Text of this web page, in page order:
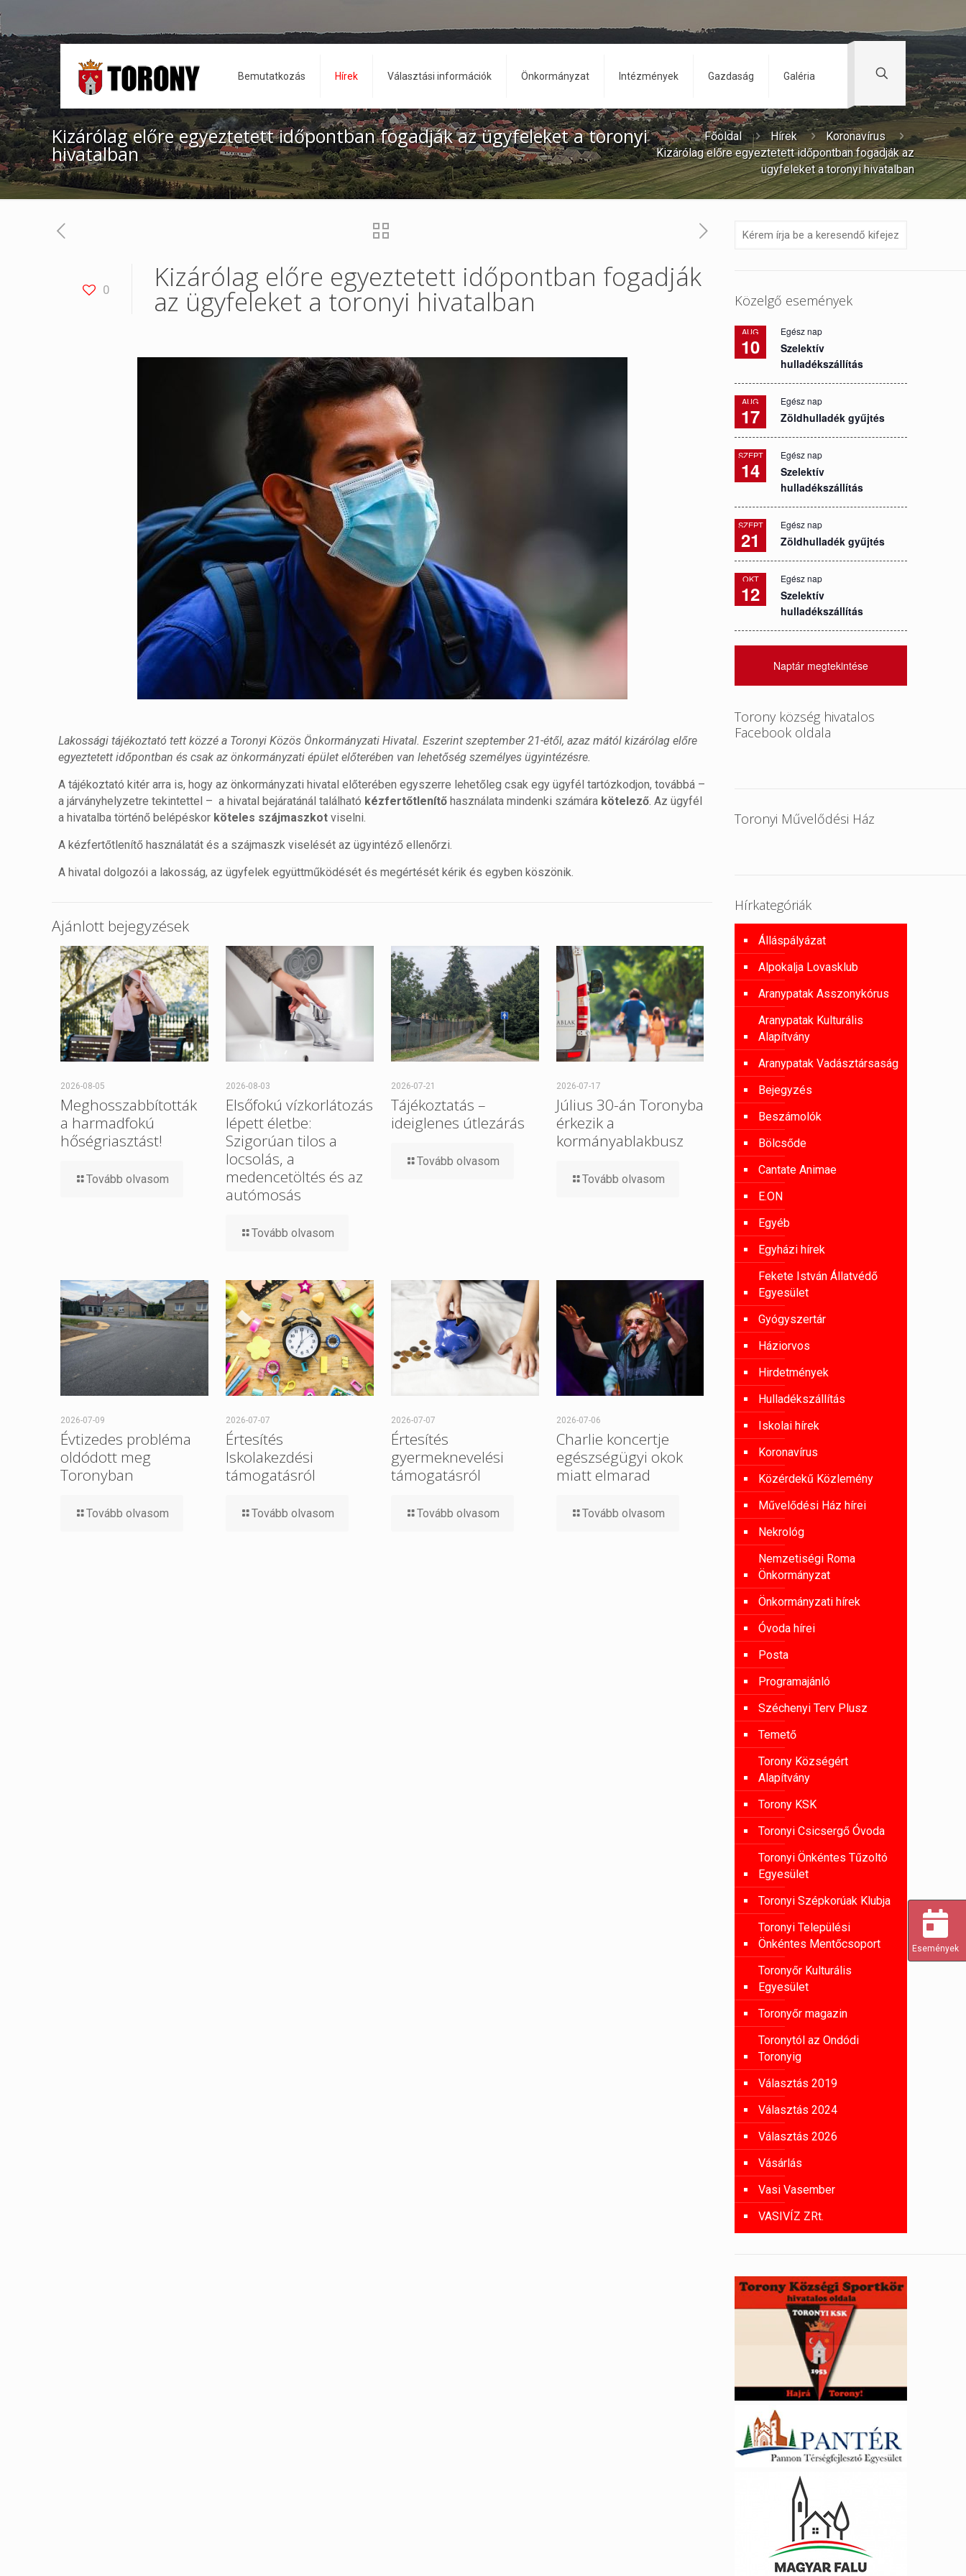
Bemutatkozás Hírek Választási információk Önkormányzat Intézmények Gazdaság Galéria
Kizárólag előre egyeztetett időpontban fogadják az ügyfeleket a toronyi
hivatalban
Főoldal Hírek
Koronavírus
Kizárólag előre egyeztetett időpontban fogadják az
ügyfeleket a toronyi hivatalban
0 Kizárólag előre egyeztetett időpontban fogadják
az ügyfeleket a toronyi hivatalban
Lakossági tájékoztató tett közzé a Toronyi Közös Önkormányzati Hivatal. Eszerint szeptember 21-étől, azaz mától kizárólag előre
egyeztetett időpontban és csak az önkormányzati épület előterében van lehetőség személyes ügyintézésre.
A tájékoztató kitér arra is, hogy az önkormányzati hivatal előterében egyszerre lehetőleg csak egy ügyfél tartózkodjon, továbbá –
a járványhelyzetre tekintettel – a hivatal bejáratánál található kézfertőtlenítő használata mindenki számára kötelező. Az ügyfél
a hivatalba történő belépéskor köteles szájmaszkot viselni.
A kézfertőtlenítő használatát és a szájmaszk viselését az ügyintéző ellenőrzi.
A hivatal dolgozói a lakosság, az ügyfelek együttműködését és megértését kérik és egyben köszönik.
Ajánlott bejegyzések
2026-08-05
Meghosszabbították
a harmadfokú
hőségriasztást!
Tovább olvasom
2026-08-03
Elsőfokú vízkorlátozás
lépett életbe:
Szigorúan tilos a
locsolás, a
medencetöltés és az
autómosás
Tovább olvasom
2026-07-21
Tájékoztatás –
ideiglenes útlezárás
Tovább olvasom
2026-07-17
Július 30-án Toronyba
érkezik a
kormányablakbusz
Tovább olvasom
2026-07-09
Évtizedes probléma
oldódott meg
Toronyban
Tovább olvasom
2026-07-07
Értesítés
Iskolakezdési
támogatásról
Tovább olvasom
2026-07-07
Értesítés
gyermeknevelési
támogatásról
Tovább olvasom
2026-07-06
Charlie koncertje
egészségügyi okok
miatt elmarad
Tovább olvasom
Közelgő események
AUG
10
Egész nap
Szelektív
hulladékszállítás
AUG
17
Egész nap
Zöldhulladék gyűjtés
SZEPT
14
Egész nap
Szelektív
hulladékszállítás
SZEPT
21
Egész nap
Zöldhulladék gyűjtés
OKT
12
Egész nap
Szelektív
hulladékszállítás
Naptár megtekintése
Torony község hivatalos
Facebook oldala
Toronyi Művelődési Ház
Hírkategóriák
Álláspályázat
Alpokalja Lovasklub
Aranypatak Asszonykórus
Aranypatak Kulturális
Alapítvány
Aranypatak Vadásztársaság
Bejegyzés
Beszámolók
Bölcsőde
Cantate Animae
E.ON
Egyéb
Egyházi hírek
Fekete István Állatvédő
Egyesület
Gyógyszertár
Háziorvos
Hirdetmények
Hulladékszállítás
Iskolai hírek
Koronavírus
Közérdekű Közlemény
Művelődési Ház hírei
Nekrológ
Nemzetiségi Roma
Önkormányzat
Önkormányzati hírek
Óvoda hírei
Posta
Programajánló
Széchenyi Terv Plusz
Temető
Torony Községért
Alapítvány
Torony KSK
Toronyi Csicsergő Óvoda
Toronyi Önkéntes Tűzoltó
Egyesület
Toronyi Szépkorúak Klubja
Toronyi Települési
Önkéntes Mentőcsoport
Toronyőr Kulturális
Egyesület
Toronyőr magazin
Toronytól az Ondódi
Toronyig
Választás 2019
Választás 2024
Választás 2026
Vásárlás
Vasi Vasember
VASIVÍZ ZRt.
Események